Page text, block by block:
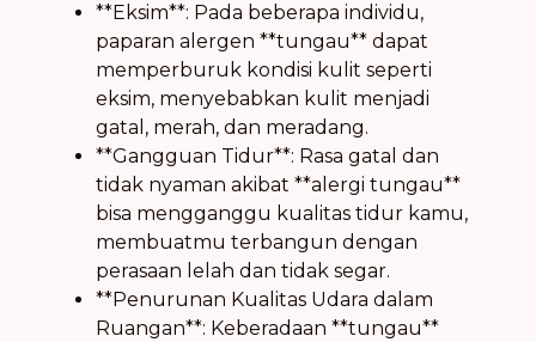
**Eksim**: Pada beberapa individu,
paparan alergen **tungau** dapat
memperburuk kondisi kulit seperti
eksim, menyebabkan kulit menjadi
gatal, merah, dan meradang.
**Gangguan Tidur**: Rasa gatal dan
tidak nyaman akibat **alergi tungau**
bisa mengganggu kualitas tidur kamu,
membuatmu terbangun dengan
perasaan lelah dan tidak segar.
**Penurunan Kualitas Udara dalam
Ruangan**: Keberadaan **tungau**